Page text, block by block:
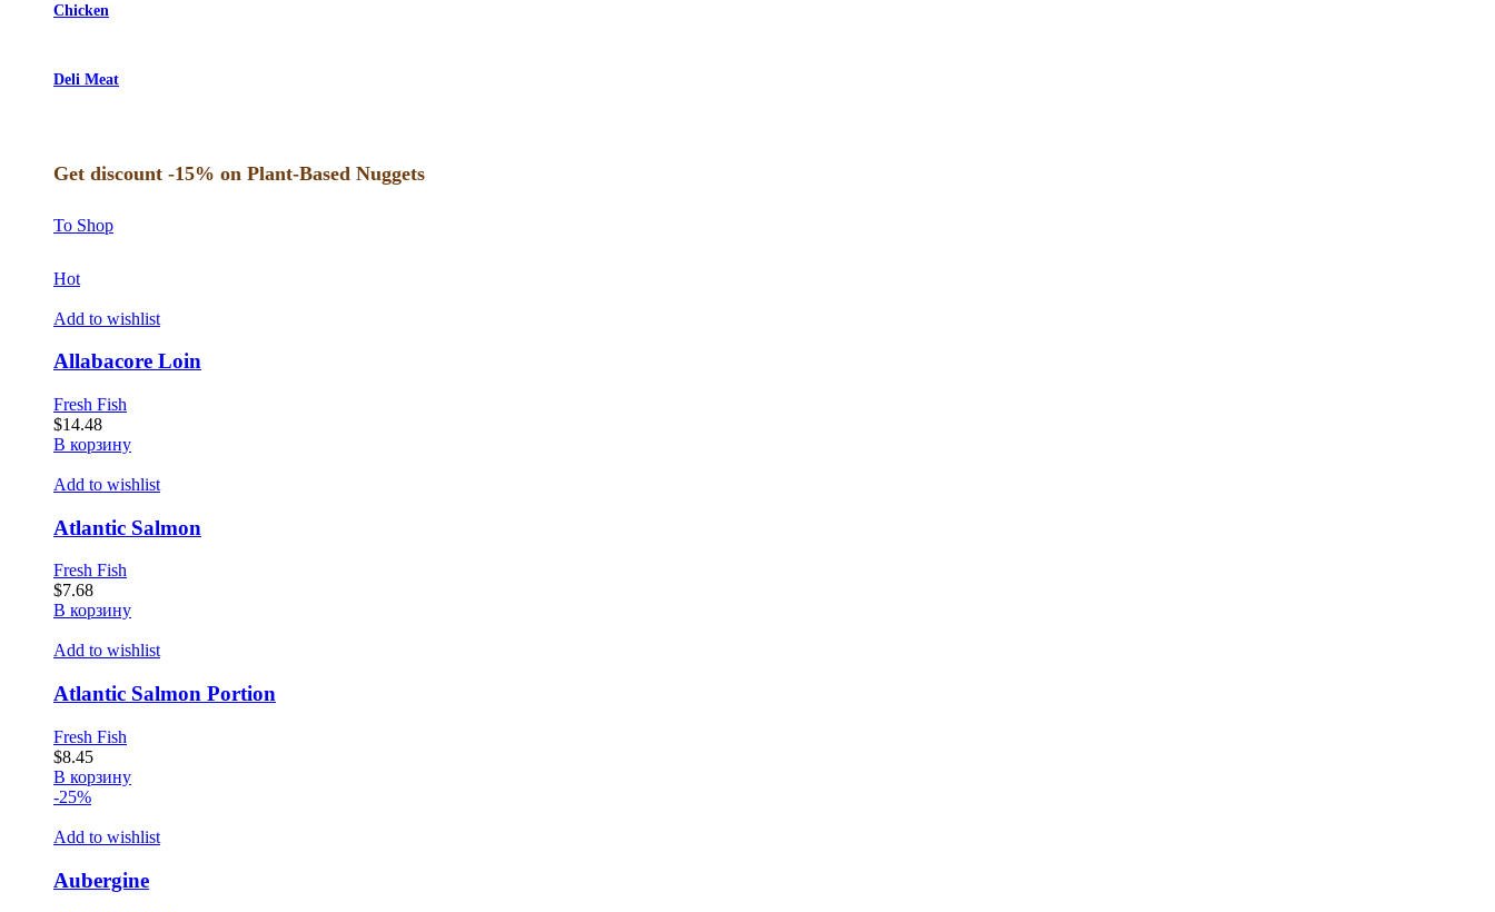
Chicken
Deli Meat
Get discount -15% on Plant-Based Nuggets
To Shop
Hot
Add to wishlist
Allabacore Loin
Fresh Fish
$14.48
В корзину
Add to wishlist
Atlantic Salmon
Fresh Fish
$7.68
В корзину
Add to wishlist
Atlantic Salmon Portion
Fresh Fish
$8.45
В корзину
-25%
Add to wishlist
Aubergine